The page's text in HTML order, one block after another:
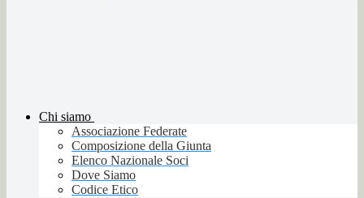
Chi siamo
Associazione Federate
Composizione della Giunta
Elenco Nazionale Soci
Dove Siamo
Codice Etico